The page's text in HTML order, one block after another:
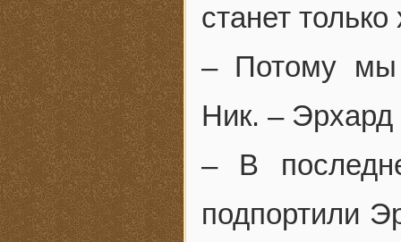
станет
– Потому мы
Ник. –
– В
подпортили